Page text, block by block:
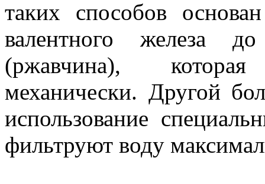
таких способов
валентного железа
(ржавчина),
механически. Другой
использование
фильтруют воду